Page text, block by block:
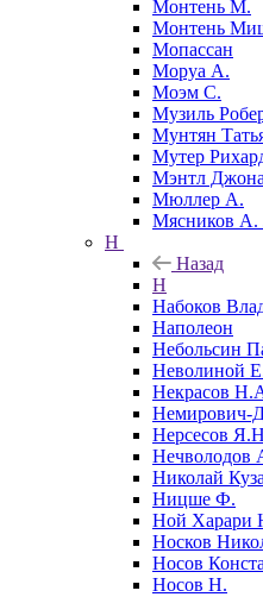
Монтень М.
Монтень
Мопассан
Моруа А.
Моэм С.
Музиль
Мунтян
Мутер
Мэнтл
Мюллер А.
Мясников А.
Н
Назад
Н
Набоков
Наполеон
Небольсин
Неволиной
Некрасов
Немирович-
Нерсесов
Нечволодов
Николай
Ницше Ф.
Ной Харари
Носков
Носов
Носов Н.